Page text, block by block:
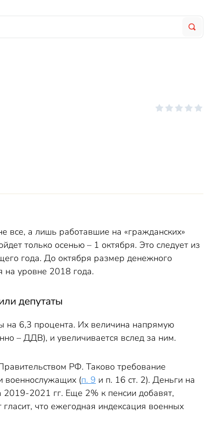
все, а лишь работавшие на «гражданских»
только осенью – 1 октября. Это следует из
года. До октября размер денежного
на уровне 2018 года.
депутаты
на 6,3 процента. Их величина напрямую
– ДДВ), и увеличивается вслед за ним.
РФ. Таково требование
военнослужащих (п. 9 и п. 16 ст. 2). Деньги на
2021 гг. Еще 2% к пенсии добавят,
что ежегодная индексация военных